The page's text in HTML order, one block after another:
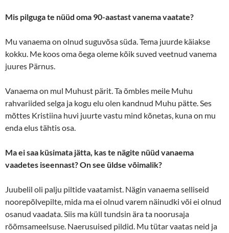
Mis pilguga te nüüd oma 90-aastast vanema vaatate?
Mu vanaema on olnud suguvõsa süda. Tema juurde käiakse
kokku. Me koos oma õega oleme kõik suved veetnud vanema
juures Pärnus.
Vanaema on mul Muhust pärit. Ta õmbles meile Muhu
rahvariided selga ja kogu elu olen kandnud Muhu pätte. Ses
mõttes Kristiina huvi juurte vastu mind kõnetas, kuna on mu
enda elus tähtis osa.
Ma ei saa küsimata jätta, kas te nägite nüüd vanaema
vaadetes iseennast? On see üldse võimalik?
Juubelil oli palju piltide vaatamist. Nägin vanaema selliseid
noorepõlvepilte, mida ma ei olnud varem näinudki või ei olnud
osanud vaadata. Siis ma küll tundsin ära ta noorusaja
rõõmsameelsuse. Naerusuised pildid. Mu tütar vaatas neid ja